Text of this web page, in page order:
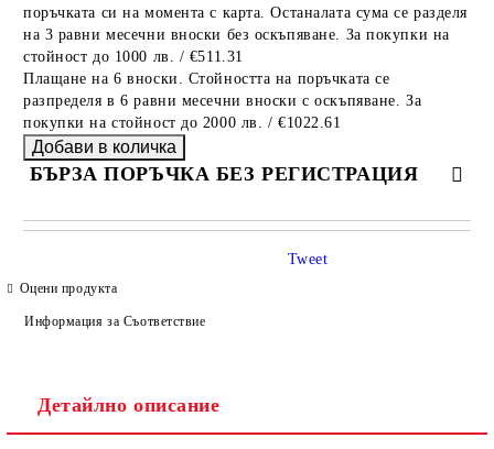
поръчката си на момента с карта. Останалата сума се разделя
на 3 равни месечни вноски без оскъпяване. За покупки на
стойност до 1000 лв. / €511.31
Плащане на 6 вноски. Стойността на поръчката се
разпределя в 6 равни месечни вноски с оскъпяване. За
покупки на стойност до 2000 лв. / €1022.61
БЪРЗА ПОРЪЧКА БЕЗ РЕГИСТРАЦИЯ
САМО ПОПЪЛНЕТЕ 4 ПОЛЕТА
Оцени продукта
Информация за Съответствие
Tweet
Детайлно описание